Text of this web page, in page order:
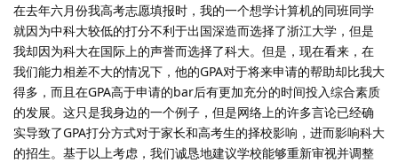
在去年六月份我高考志愿填报时，我的一个想学计算机的同班同学
就因为中科大较低的打分不利于出国深造而选择了浙江大学，但是
我却因为科大在国际上的声誉而选择了科大。但是，现在看来，在
我们能力相差不大的情况下，他的GPA对于将来申请的帮助却比我大
得多，而且在GPA高于申请的bar后有更加充分的时间投入综合素质
的发展。这只是我身边的一个例子，但是网络上的许多言论已经确
实导致了GPA打分方式对于家长和高考生的择校影响，进而影响科大
的招生。基于以上考虑，我们诚恳地建议学校能够重新审视并调整